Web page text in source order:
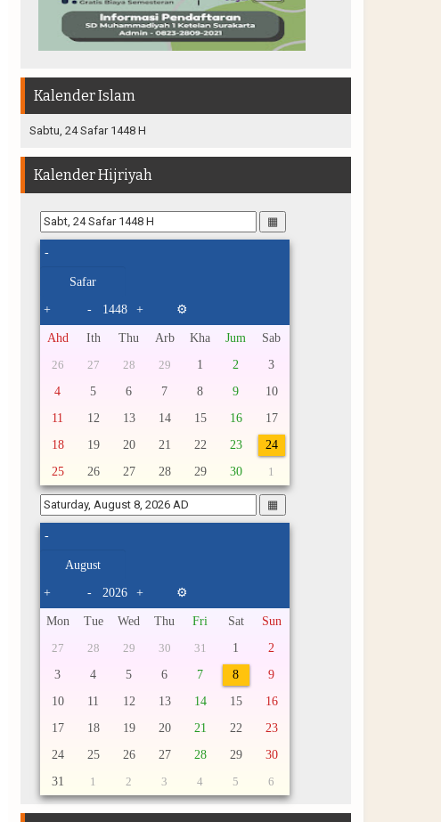
Kalender Islam
Sabtu, 24 Safar 1448 H
Kalender Hijriyah
▦
-
+ - + ⚙
Ahd Ith Thu Arb Kha Jum Sab
26 27 28 29 1 2
3
4
5 6 7 8 9
10
11
12 13 14 15 16
17
18
19 20 21 22 23
24
25
26 27 28 29 30 1
▦
-
+ - + ⚙
Mon Tue Wed Thu Fri Sat Sun
27 28 29 30 31 1
2
3
4 5 6 7 8
9
10
11 12 13 14 15
16
17
18 19 20 21 22
23
24
25 26 27 28 29
30
31
1 2 3 4 5 6